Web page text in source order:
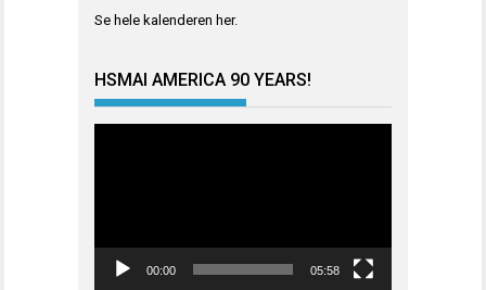
Se hele kalenderen her.
HSMAI AMERICA 90 YEARS!
00:00 05:58